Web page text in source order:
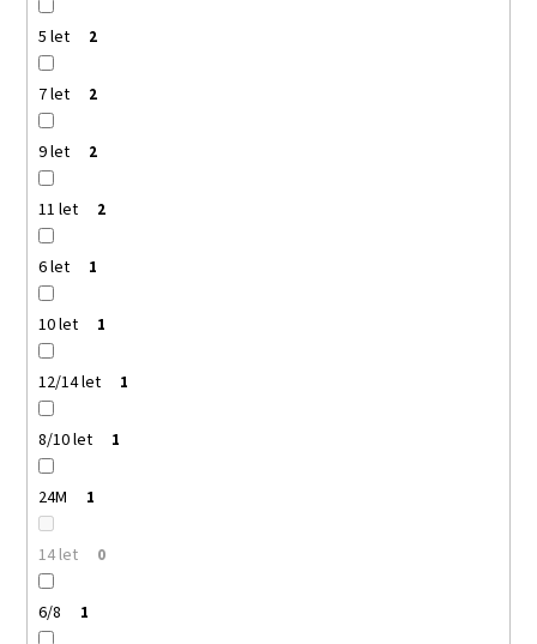
5 let 2
7 let 2
9 let 2
11 let 2
6 let 1
10 let 1
12/14 let 1
8/10 let 1
24M 1
14 let 0
6/8 1